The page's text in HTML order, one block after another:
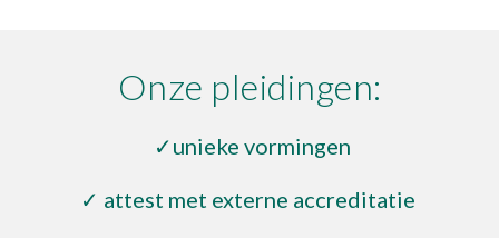
Onze pleidingen:
✓unieke vormingen
✓ attest met externe accreditatie